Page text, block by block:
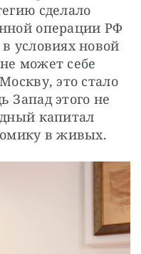
сделало
операции РФ
условиях новой
может себе
это стало
Запад этого не
капитал
в живых.